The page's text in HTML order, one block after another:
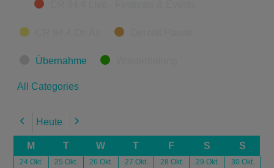
Übernahme
All Categories
Previous
Heute Next
M T W T F S S
24 Okt.
25 Okt.
26 Okt.
27 Okt.
28 Okt.
29 Okt.
30 Okt.